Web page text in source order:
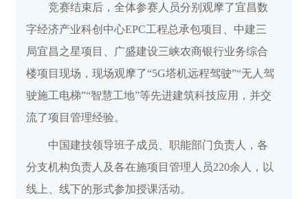
竞赛结束后，全体参赛人员分别观摩了宜昌数
字经济产业科创中心EPC工程总承包项目、中建三
局宜昌之星项目、广盛建设三峡农商银行业务综合
楼项目现场，现场观摩了“5G塔机远程驾驶”“无人驾
驶施工电梯”“智慧工地”等先进建筑科技应用，并交
流了项目管理经验。
中国建技领导班子成员、职能部门负责人，各
分支机构负责人及各在施项目管理人员220余人，以
线上、线下的形式参加授课活动。